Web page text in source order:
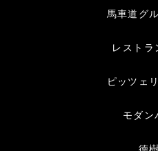
馬車道グ
レストラ
ピッツェ
モダン